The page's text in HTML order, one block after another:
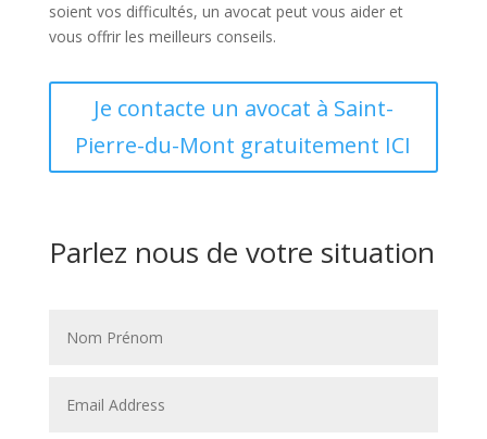
soient vos difficultés, un avocat peut vous aider et
vous offrir les meilleurs conseils.
Je contacte un avocat à Saint-
Pierre-du-Mont gratuitement ICI
Parlez nous de votre situation